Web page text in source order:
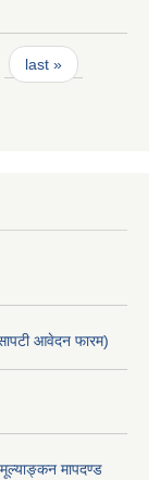
last »
आवेदन फारम)
मूल्याङ्कन मापदण्ड